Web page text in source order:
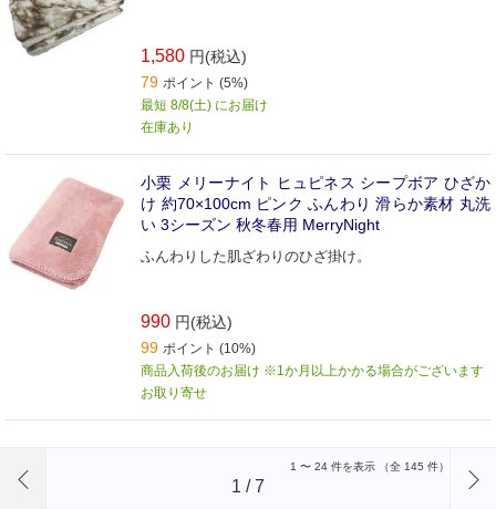
1,580 円(税込)
79 ポイント (5%)
最短 8/8(土) にお届け
在庫あり
小栗 メリーナイト ヒュピネス シープボア ひざか
け 約70×100cm ピンク ふんわり 滑らか素材 丸洗
い 3シーズン 秋冬春用 MerryNight
ふんわりした肌ざわりのひざ掛け。
990 円(税込)
99 ポイント (10%)
商品入荷後のお届け ※1か月以上かかる場合がございます
お取り寄せ
1 〜 24 件を表示 （全 145 件）
1 /7